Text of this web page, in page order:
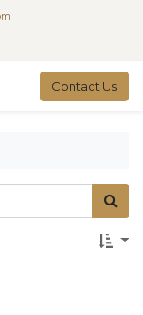
Contact Us